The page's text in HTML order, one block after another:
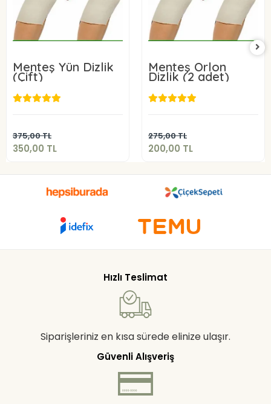
Menteş Yün Dizlik
(Çift)
375,00 TL
350,00 TL
350,00 TL
Menteş Orlon
Dizlik (2 adet)
275,00 TL
200,00 TL
200,00 TL
Hızlı Teslimat
Siparişleriniz en kısa sürede elinize ulaşır.
Güvenli Alışveriş